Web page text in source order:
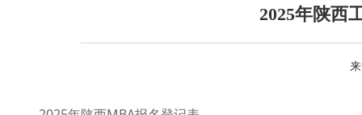
2025年陕西